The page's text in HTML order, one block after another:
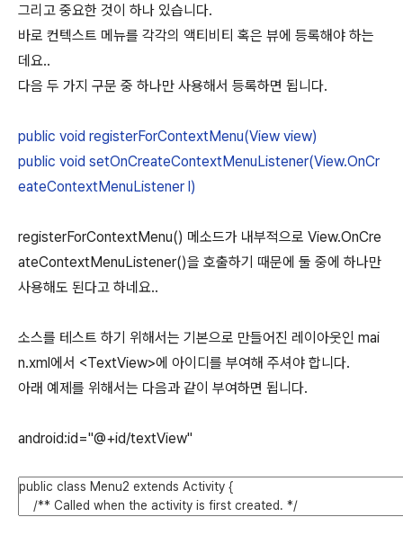
그리고 중요한 것이 하나 있습니다.
바로 컨텍스트 메뉴를 각각의 액티비티 혹은 뷰에 등록해야 하는
데요..
다음 두 가지 구문 중 하나만 사용해서 등록하면 됩니다.
public void registerForContextMenu(View view)
public void setOnCreateContextMenuListener(View.OnCr
eateContextMenuListener l)
registerForContextMenu() 메소드가 내부적으로 View.OnCre
ateContextMenuListener()을 호출하기 때문에 둘 중에 하나만
사용해도 된다고 하네요..
소스를 테스트 하기 위해서는 기본으로 만들어진 레이아웃인 mai
n.xml에서 <TextView>에 아이디를 부여해 주셔야 합니다.
아래 예제를 위해서는 다음과 같이 부여하면 됩니다.
android:id="@+id/textView"